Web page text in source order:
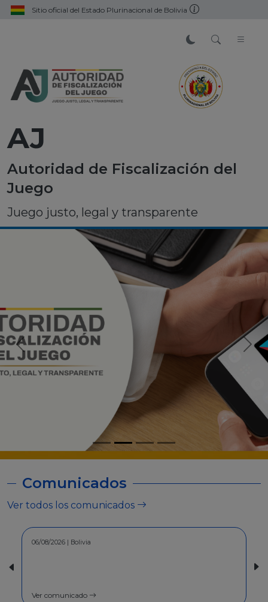
Sitio oficial del Estado Plurinacional de Bolivia
AJ
Autoridad de Fiscalización del
Juego
Juego justo, legal y transparente
Comunicados
Ver todos los comunicados
30/07/2026 | Bolivia
Ver comunicado